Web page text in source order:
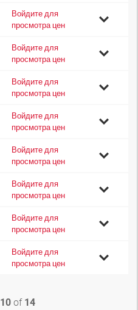
Войдите для
просмотра цен
Войдите для
просмотра цен
Войдите для
просмотра цен
Войдите для
просмотра цен
Войдите для
просмотра цен
Войдите для
просмотра цен
Войдите для
просмотра цен
Войдите для
просмотра цен
10of 14